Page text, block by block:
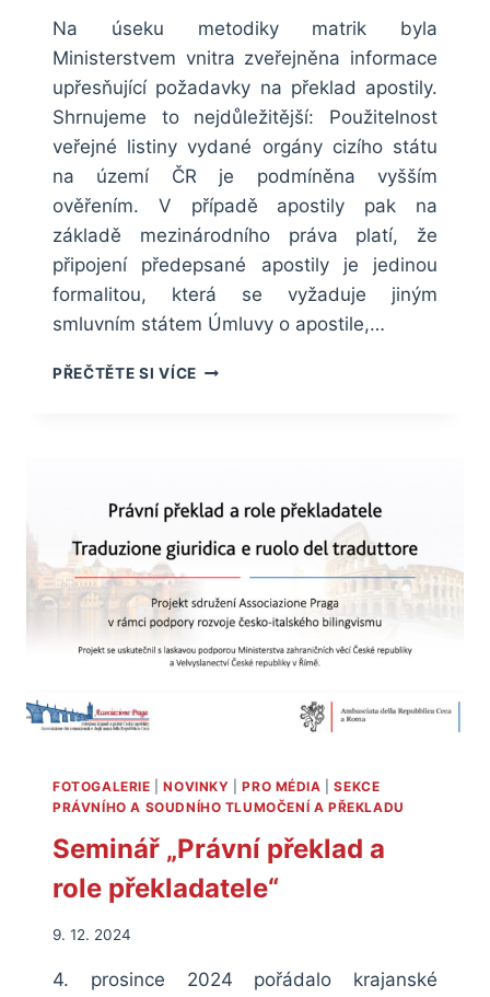
Na úseku metodiky matrik byla
Ministerstvem vnitra zveřejněna informace
upřesňující požadavky na překlad apostily.
Shrnujeme to nejdůležitější: Použitelnost
veřejné listiny vydané orgány cizího státu
na území ČR je podmíněna vyšším
ověřením. V případě apostily pak na
základě mezinárodního práva platí, že
připojení předepsané apostily je jedinou
formalitou, která se vyžaduje jiným
smluvním státem Úmluvy o apostile,…
PŘEČTĚTE SI VÍCEAPOSTILA
FOTOGALERIE |NOVINKY |PRO MÉDIA |SEKCE
PRÁVNÍHO A SOUDNÍHO TLUMOČENÍ A PŘEKLADU
Seminář „Právní překlad a
role překladatele“
9. 12. 2024
4. prosince 2024 pořádalo krajanské